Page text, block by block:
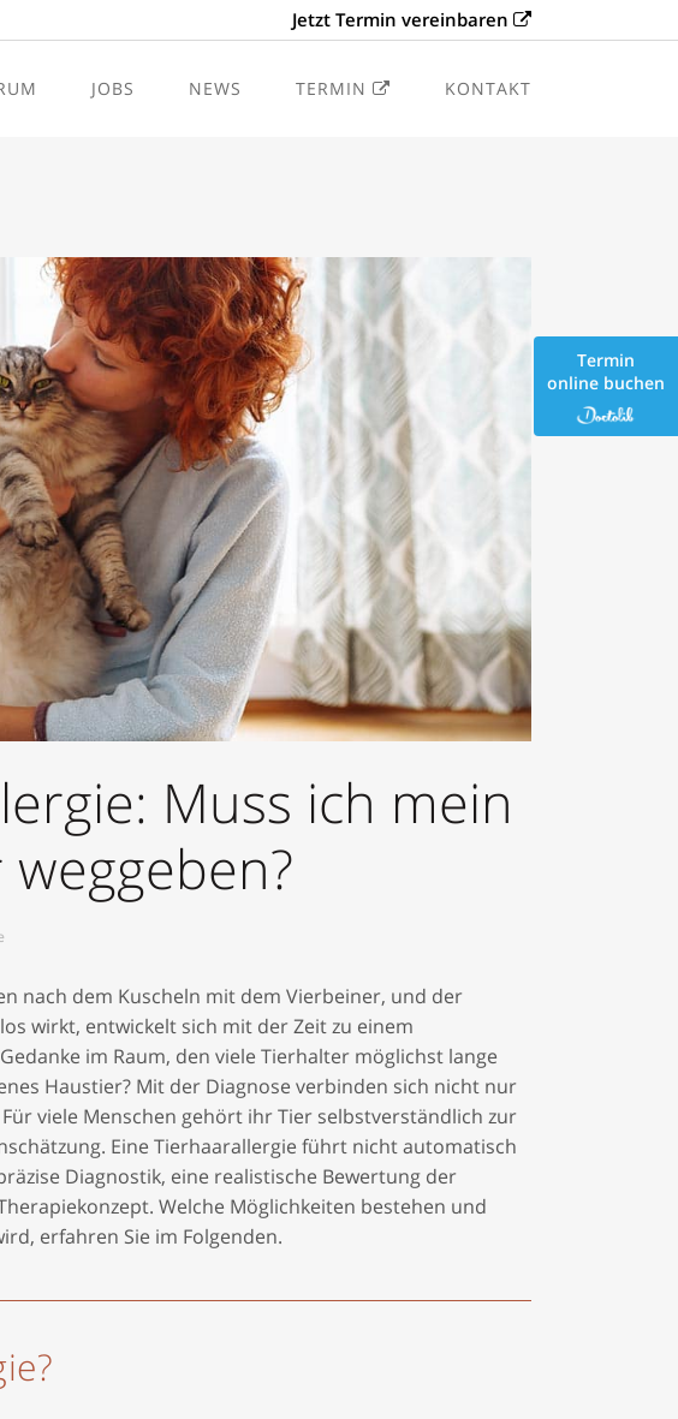
Jetzt Termin vereinbaren
Screening
OP
plast. Nasenkorrektur
OP
JOBS NEWS TERMIN KONTAKT
Muss ich mein
nach dem Kuscheln mit dem Vierbeiner, und der
wirkt, entwickelt sich mit der Zeit zu einem
im Raum, den viele Tierhalter möglichst lange
Haustier? Mit der Diagnose verbinden sich nicht nur
viele Menschen gehört ihr Tier selbstverständlich zur
Eine Tierhaarallergie führt nicht automatisch
Diagnostik, eine realistische Bewertung der
Welche Möglichkeiten bestehen und
erfahren Sie im Folgenden.
Termin
online buchen